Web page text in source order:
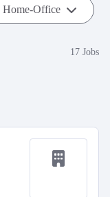
Home-Office
17 Jobs